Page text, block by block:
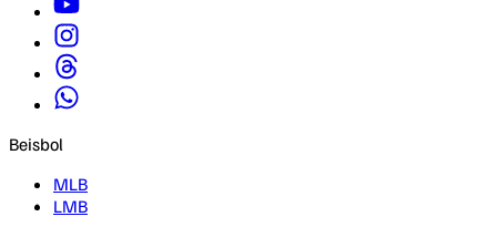
Beisbol
MLB
LMB